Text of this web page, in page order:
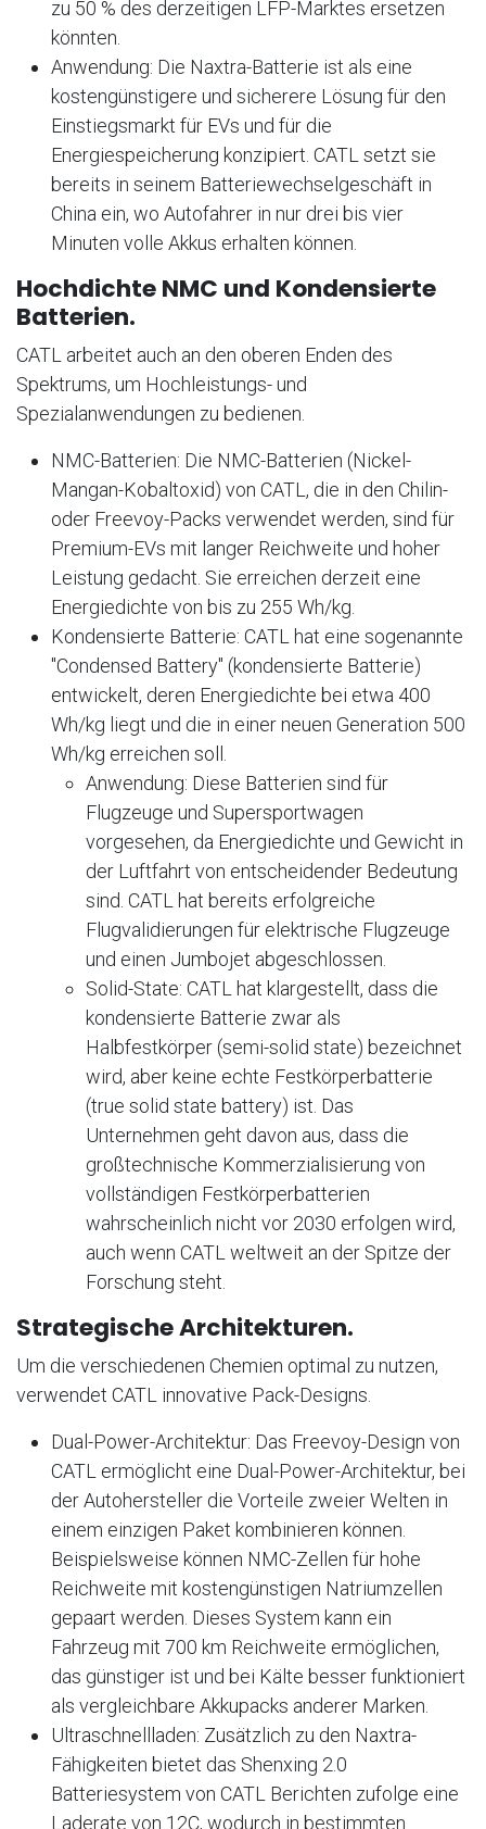
zu 50 % des derzeitigen LFP-Marktes ersetzen
könnten.
Anwendung: Die Naxtra-Batterie ist als eine
kostengünstigere und sicherere Lösung für den
Einstiegsmarkt für EVs und für die
Energiespeicherung konzipiert. CATL setzt sie
bereits in seinem Batteriewechselgeschäft in
China ein, wo Autofahrer in nur drei bis vier
Minuten volle Akkus erhalten können.
Hochdichte NMC und Kondensierte
Batterien.
CATL arbeitet auch an den oberen Enden des
Spektrums, um Hochleistungs- und
Spezialanwendungen zu bedienen.
NMC-Batterien: Die NMC-Batterien (Nickel-
Mangan-Kobaltoxid) von CATL, die in den Chilin-
oder Freevoy-Packs verwendet werden, sind für
Premium-EVs mit langer Reichweite und hoher
Leistung gedacht. Sie erreichen derzeit eine
Energiedichte von bis zu 255 Wh/kg.
Kondensierte Batterie: CATL hat eine sogenannte
"Condensed Battery" (kondensierte Batterie)
entwickelt, deren Energiedichte bei etwa 400
Wh/kg liegt und die in einer neuen Generation 500
Wh/kg erreichen soll .
Anwendung: Diese Batterien sind für
Flugzeuge und Supersportwagen
vorgesehen, da Energiedichte und Gewicht in
der Luftfahrt von entscheidender Bedeutung
sind. CATL hat bereits erfolgreiche
Flugvalidierungen für elektrische Flugzeuge
und einen Jumbojet abgeschlossen.
Solid-State: CATL hat klargestellt, dass die
kondensierte Batterie zwar als
Halbfestkörper (semi-solid state) bezeichnet
wird, aber keine echte Festkörperbatterie
(true solid state battery) ist. Das
Unternehmen geht davon aus, dass die
großtechnische Kommerzialisierung von
vollständigen Festkörperbatterien
wahrscheinlich nicht vor 2030 erfolgen wird,
auch wenn CATL weltweit an der Spitze der
Forschung steht.
Strategische Architekturen.
Um die verschiedenen Chemien optimal zu nutzen,
verwendet CATL innovative Pack-Designs.
Dual-Power-Architektur: Das Freevoy-Design von
CATL ermöglicht eine Dual-Power-Architektur, bei
der Autohersteller die Vorteile zweier Welten in
einem einzigen Paket kombinieren können.
Beispielsweise können NMC-Zellen für hohe
Reichweite mit kostengünstigen Natriumzellen
gepaart werden. Dieses System kann ein
Fahrzeug mit 700 km Reichweite ermöglichen,
das günstiger ist und bei Kälte besser funktioniert
als vergleichbare Akkupacks anderer Marken.
Ultraschnellladen: Zusätzlich zu den Naxtra-
Fähigkeiten bietet das Shenxing 2.0
Batteriesystem von CATL Berichten zufolge eine
Laderate von 12C, wodurch in bestimmten